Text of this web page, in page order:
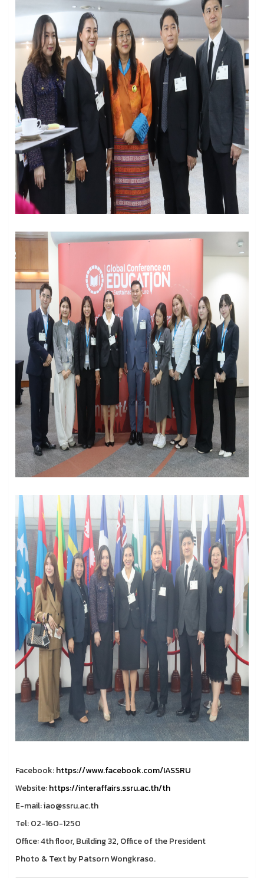
Facebook:https://www.facebook.com/IASSRU
Website:https://interaffairs.ssru.ac.th/th
E-mail: iao@ssru.ac.th
Tel: 02-160-1250
Office: 4th floor, Building 32, Office of the President
Photo & Text by Patsorn Wongkraso.